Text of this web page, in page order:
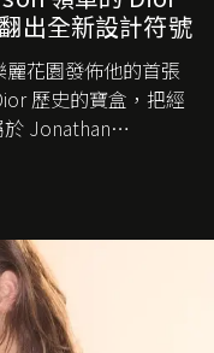
出全新設計符號
花園發佈他的首張
歷史的寶盒，把經
Jonathan